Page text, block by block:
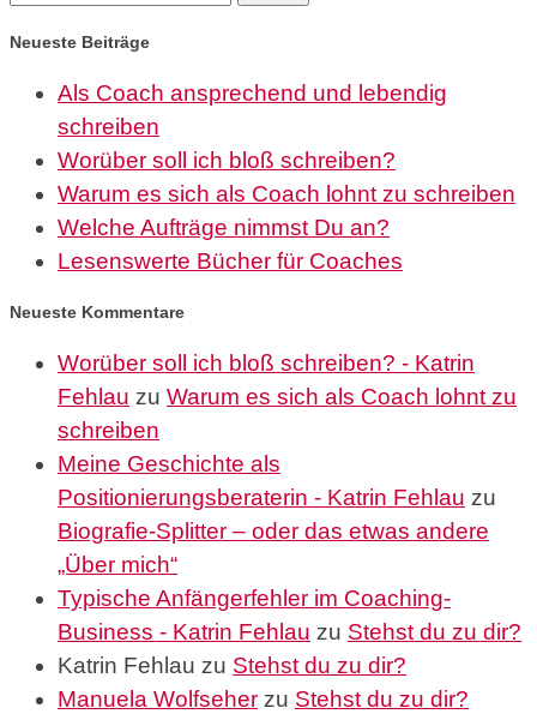
Neueste Beiträge
Als Coach ansprechend und lebendig
schreiben
Worüber soll ich bloß schreiben?
Warum es sich als Coach lohnt zu schreiben
Welche Aufträge nimmst Du an?
Lesenswerte Bücher für Coaches
Neueste Kommentare
Worüber soll ich bloß schreiben? - Katrin
Fehlau zu Warum es sich als Coach lohnt zu
schreiben
Meine Geschichte als
Positionierungsberaterin - Katrin Fehlau zu
Biografie-Splitter – oder das etwas andere
„Über mich“
Typische Anfängerfehler im Coaching-
Business - Katrin Fehlau zu Stehst du zu dir?
Katrin Fehlau zu Stehst du zu dir?
Manuela Wolfseher zu Stehst du zu dir?